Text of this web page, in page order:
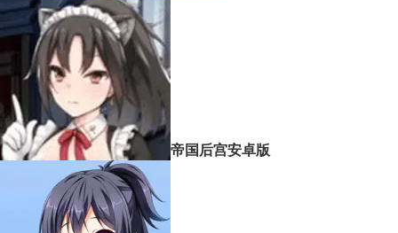
帝国后宫安卓版